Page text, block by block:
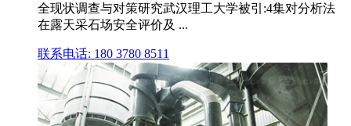
全现状调查与对策研究武汉理工大学被引:4集对分析法
在露天采石场安全评价及 ...
联系电话: 180 3780 8511